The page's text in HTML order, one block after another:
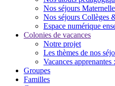
Nos séjours
Nos séjours Collèges
Espace numérique
Colonies de vacances
Notre projet
Les thèmes de nos
Vacances
Groupes
Familles